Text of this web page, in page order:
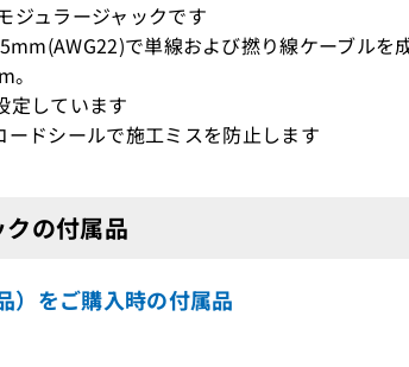
ジュラージャックです
で単線および撚り線ケーブルを
定しています
ドシールで施工ミスを防止します
の付属品
）をご購入時の付属品